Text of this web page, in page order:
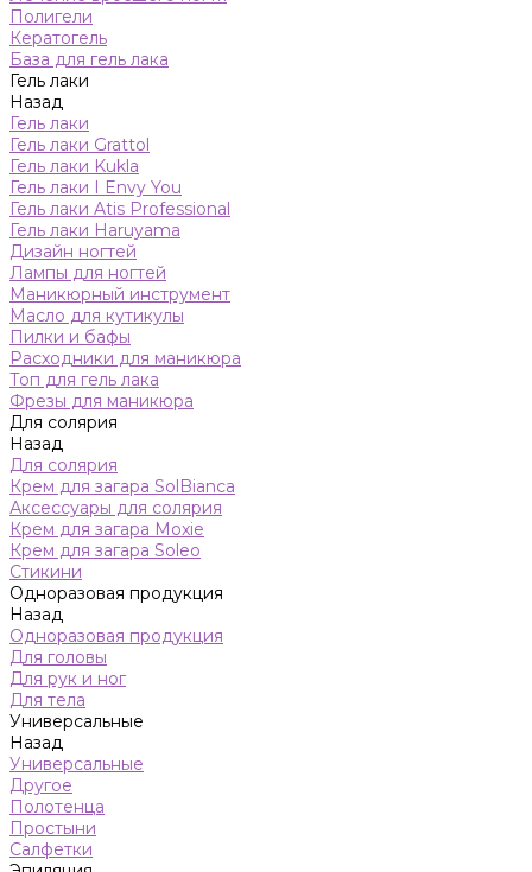
Полигели
Кератогель
База для гель лака
Гель лаки
Назад
Гель лаки
Гель лаки Grattol
Гель лаки Kukla
Гель лаки I Envy You
Гель лаки Atis Professional
Гель лаки Haruyama
Дизайн ногтей
Лампы для ногтей
Маникюрный инструмент
Масло для кутикулы
Пилки и бафы
Расходники для маникюра
Топ для гель лака
Фрезы для маникюра
Для солярия
Назад
Для солярия
Крем для загара SolBianca
Аксессуары для солярия
Крем для загара Moxie
Крем для загара Soleo
Стикини
Одноразовая продукция
Назад
Одноразовая продукция
Для головы
Для рук и ног
Для тела
Универсальные
Назад
Универсальные
Другое
Полотенца
Простыни
Салфетки